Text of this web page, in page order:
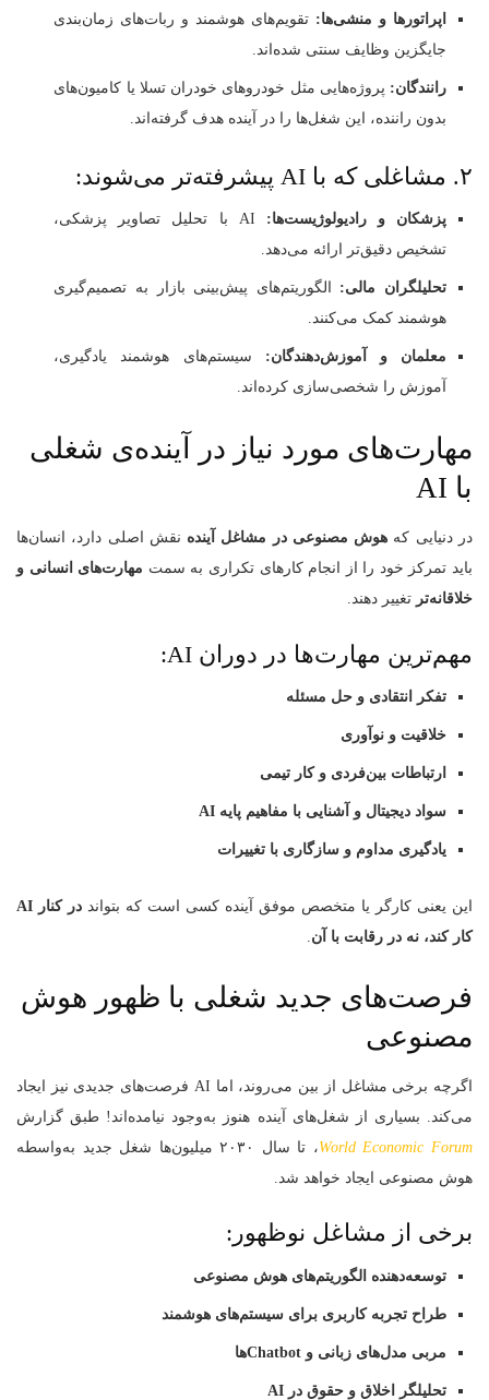
اپراتورها و منشی‌ها: تقویم‌های هوشمند و ربات‌های زمان‌بندی
جایگزین وظایف سنتی شده‌اند.
رانندگان: پروژه‌هایی مثل خودروهای خودران تسلا یا کامیون‌های
بدون راننده، این شغل‌ها را در آینده هدف گرفته‌اند.
۲. مشاغلی که با AI پیشرفته‌تر می‌شوند:
پزشکان و رادیولوژیست‌ها:
AI با تحلیل تصاویر پزشکی،
تشخیص دقیق‌تر ارائه می‌دهد.
تحلیلگران مالی: الگوریتم‌های پیش‌بینی بازار به تصمیم‌گیری
هوشمند کمک می‌کنند.
معلمان و آموزش‌دهندگان: سیستم‌های هوشمند یادگیری،
آموزش را شخصی‌سازی کرده‌اند.
مهارت‌های مورد نیاز در آینده‌ی شغلی
با AI
در دنیایی که هوش مصنوعی در مشاغل آینده نقش اصلی دارد، انسان‌ها
باید تمرکز خود را از انجام کارهای تکراری به سمت مهارت‌های انسانی و
خلاقانه‌تر تغییر دهند.
مهم‌ترین مهارت‌ها در دوران AI:
تفکر انتقادی و حل مسئله
خلاقیت و نوآوری
ارتباطات بین‌فردی و کار تیمی
سواد دیجیتال و آشنایی با مفاهیم پایه AI
یادگیری مداوم و سازگاری با تغییرات
این یعنی کارگر یا متخصص موفق آینده کسی است که بتواند
در کنار AI
کار کند، نه در رقابت با آن.
فرصت‌های جدید شغلی با ظهور هوش
مصنوعی
اگرچه برخی مشاغل از بین می‌روند، اما AI فرصت‌های جدیدی نیز ایجاد
می‌کند. بسیاری از شغل‌های آینده هنوز به‌وجود نیامده‌اند! طبق گزارش
World Economic Forum
، تا سال ۲۰۳۰ میلیون‌ها شغل جدید به‌واسطه
هوش مصنوعی ایجاد خواهد شد.
برخی از مشاغل نوظهور:
توسعه‌دهنده الگوریتم‌های هوش مصنوعی
طراح تجربه کاربری برای سیستم‌های هوشمند
مربی مدل‌های زبانی و Chatbotها
تحلیلگر اخلاق و حقوق در AI